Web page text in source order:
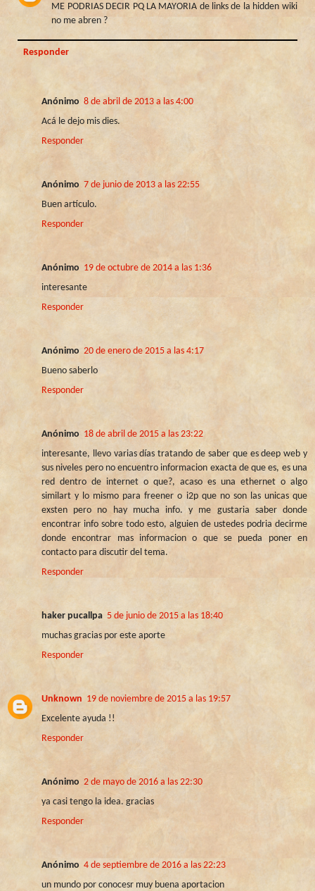
ME PODRIAS DECIR PQ LA MAYORIA de links de la hidden wiki
no me abren ?
Responder
Anónimo 8 de abril de 2013 a las 4:00
Acá le dejo mis dies.
Responder
Anónimo 7 de junio de 2013 a las 22:55
Buen artículo.
Responder
Anónimo 19 de octubre de 2014 a las 1:36
interesante
Responder
Anónimo 20 de enero de 2015 a las 4:17
Bueno saberlo
Responder
Anónimo 18 de abril de 2015 a las 23:22
interesante, llevo varias días tratando de saber que es deep web y
sus niveles pero no encuentro informacion exacta de que es, es una
red dentro de internet o que?, acaso es una ethernet o algo
similart y lo mismo para freener o i2p que no son las unicas que
exsten pero no hay mucha info. y me gustaria saber donde
encontrar info sobre todo esto, alguien de ustedes podria decirme
donde encontrar mas informacion o que se pueda poner en
contacto para discutir del tema.
Responder
haker pucallpa 5 de junio de 2015 a las 18:40
muchas gracias por este aporte
Responder
Unknown 19 de noviembre de 2015 a las 19:57
Excelente ayuda !!
Responder
Anónimo 2 de mayo de 2016 a las 22:30
ya casi tengo la idea. gracias
Responder
Anónimo 4 de septiembre de 2016 a las 22:23
un mundo por conocesr muy buena aportacion